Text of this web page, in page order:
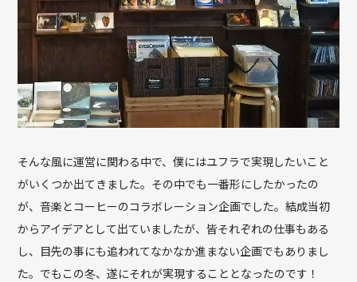
そんな風に運営に関わる中で、僕にはユフラで実現したいこと
がいくつか出てきました。その中でも一番形にしたかったの
が、音楽とコーヒーのコラボレーション企画でした。結成当初
からアイデアとして出ていましたが、皆それぞれの仕事もある
し、目先の事にも追われてなかなか進まない企画でもありまし
た。でもこの冬、遂にそれが実現することとなったのです！